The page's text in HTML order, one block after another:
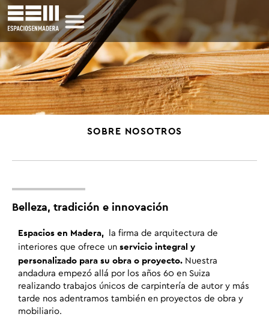
SOBRE NOSOTROS
Belleza, tradición e innovación
Espacios en Madera, la firma de arquitectura de
interiores que ofrece un servicio integral y
personalizado para su obra o proyecto. Nuestra
andadura empezó allá por los años 60 en Suiza
realizando trabajos únicos de carpintería de autor y más
tarde nos adentramos también en proyectos de obra y
mobiliario.